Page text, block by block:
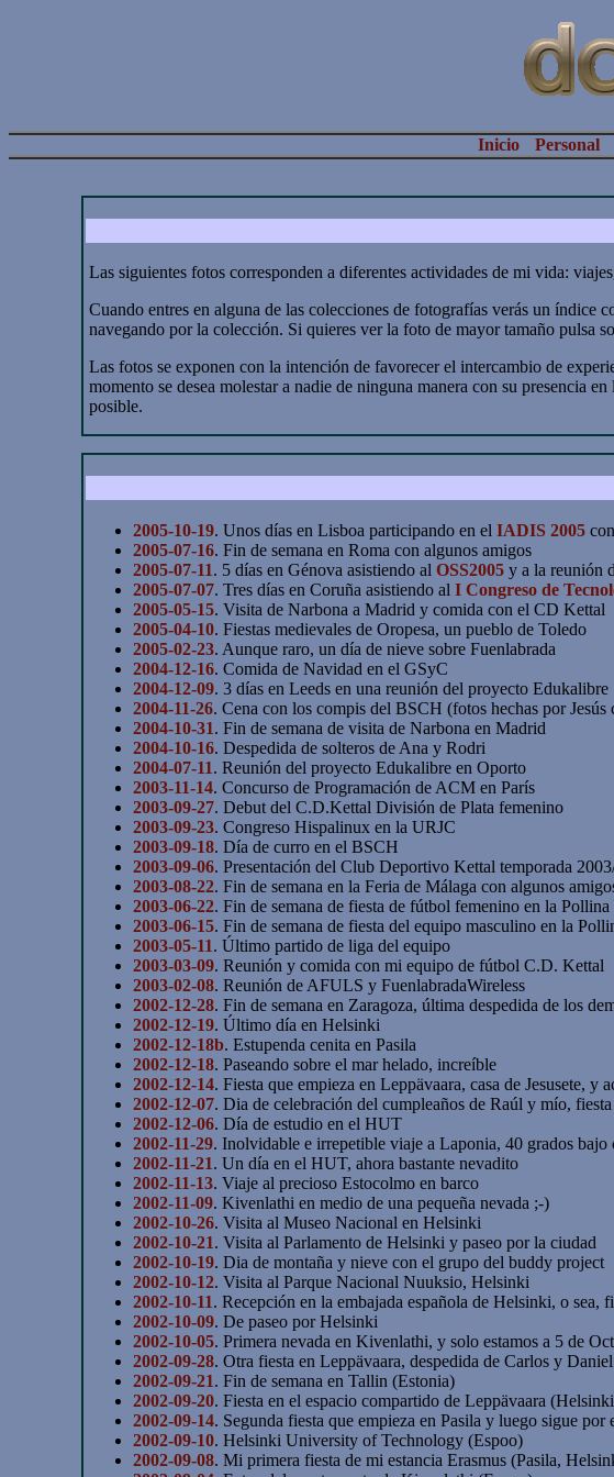
Inicio Personal
Las siguientes fotos corresponden a diferentes actividades de mi vida:
Cuando entres en alguna de las colecciones de fotografías verás un índice
navegando por la colección. Si quieres ver la foto de mayor tamaño pulsa
Las fotos se exponen con la intención de favorecer el intercambio de
momento se desea molestar a nadie de ninguna manera con su presencia
posible.
2005-10-19. Unos días en Lisboa participando en elIADIS 2005
2005-07-16. Fin de semana en Roma con algunos amigos
2005-07-11. 5 días en Génova asistiendo alOSS2005 y a la reunión
2005-07-07. Tres días en Coruña asistiendo alI Congreso de
2005-05-15. Visita de Narbona a Madrid y comida con el CD Kettal
2005-04-10. Fiestas medievales de Oropesa, un pueblo de Toledo
2005-02-23. Aunque raro, un día de nieve sobre Fuenlabrada
2004-12-16. Comida de Navidad en el GSyC
2004-12-09. 3 días en Leeds en una reunión del proyecto Edukalibre
2004-11-26. Cena con los compis del BSCH (fotos hechas por Jesús
2004-10-31. Fin de semana de visita de Narbona en Madrid
2004-10-16. Despedida de solteros de Ana y Rodri
2004-07-11. Reunión del proyecto Edukalibre en Oporto
2003-11-14. Concurso de Programación de ACM en París
2003-09-27. Debut del C.D.Kettal División de Plata femenino
2003-09-23. Congreso Hispalinux en la URJC
2003-09-18. Día de curro en el BSCH
2003-09-06. Presentación del Club Deportivo Kettal temporada
2003-08-22. Fin de semana en la Feria de Málaga con algunos
2003-06-22. Fin de semana de fiesta de fútbol femenino en la Pollina
2003-06-15. Fin de semana de fiesta del equipo masculino en la
2003-05-11. Último partido de liga del equipo
2003-03-09. Reunión y comida con mi equipo de fútbol C.D. Kettal
2003-02-08. Reunión de AFULS y FuenlabradaWireless
2002-12-28. Fin de semana en Zaragoza, última despedida de los
2002-12-19. Último día en Helsinki
2002-12-18b. Estupenda cenita en Pasila
2002-12-18. Paseando sobre el mar helado, increíble
2002-12-14. Fiesta que empieza en Leppävaara, casa de Jesusete, y
2002-12-07. Dia de celebración del cumpleaños de Raúl y mío, fiesta
2002-12-06. Día de estudio en el HUT
2002-11-29. Inolvidable e irrepetible viaje a Laponia, 40 grados bajo
2002-11-21. Un día en el HUT, ahora bastante nevadito
2002-11-13. Viaje al precioso Estocolmo en barco
2002-11-09. Kivenlathi en medio de una pequeña nevada ;-)
2002-10-26. Visita al Museo Nacional en Helsinki
2002-10-21. Visita al Parlamento de Helsinki y paseo por la ciudad
2002-10-19. Dia de montaña y nieve con el grupo del buddy project
2002-10-12. Visita al Parque Nacional Nuuksio, Helsinki
2002-10-11. Recepción en la embajada española de Helsinki, o sea,
2002-10-09. De paseo por Helsinki
2002-10-05. Primera nevada en Kivenlathi, y solo estamos a 5 de
2002-09-28. Otra fiesta en Leppävaara, despedida de Carlos y
2002-09-21. Fin de semana en Tallin (Estonia)
2002-09-20. Fiesta en el espacio compartido de Leppävaara
2002-09-14. Segunda fiesta que empieza en Pasila y luego sigue
2002-09-10. Helsinki University of Technology (Espoo)
2002-09-08. Mi primera fiesta de mi estancia Erasmus (Pasila,